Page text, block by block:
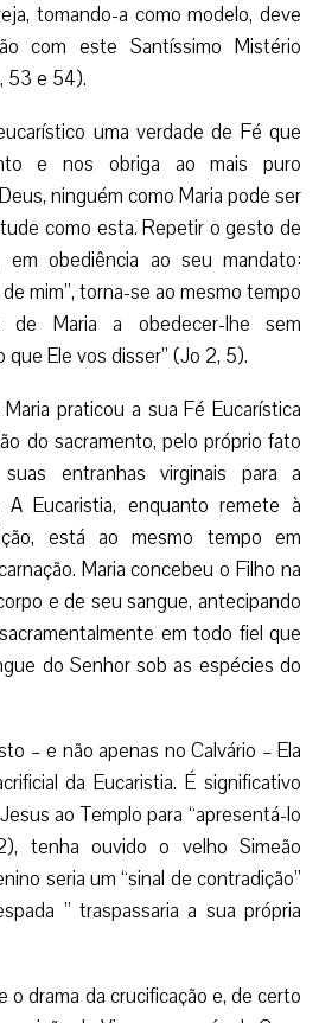
tomando-a como modelo, deve
com este Santíssimo Mistério
53 e 54).
uma verdade de Fé que
e nos obriga ao mais puro
ninguém como Maria pode ser
como esta. Repetir o gesto de
em obediência ao seu mandato:
mim”, torna-se ao mesmo tempo
de Maria a obedecer-lhe sem
que Ele vos disser” (Jo 2, 5).
praticou a sua Fé Eucarística
do sacramento, pelo próprio fato
entranhas virginais para a
A Eucaristia, enquanto remete à
está ao mesmo tempo em
Maria concebeu o Filho na
e de seu sangue, antecipando
em todo fiel que
do Senhor sob as espécies do
– e não apenas no Calvário – Ela
da Eucaristia. É significativo
ao Templo para “apresentá-lo
tenha ouvido o velho Simeão
seria um “sinal de contradição”
” traspassaria a sua própria
o drama da crucificação e, de certo